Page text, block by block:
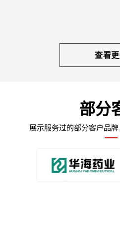
查看
部分
展示服务过的部分客户品牌